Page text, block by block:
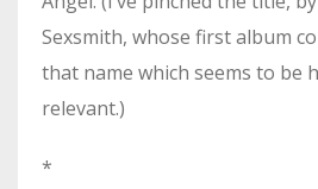
Sexsmith, whose first album
that name which seems to be
relevant.)
*